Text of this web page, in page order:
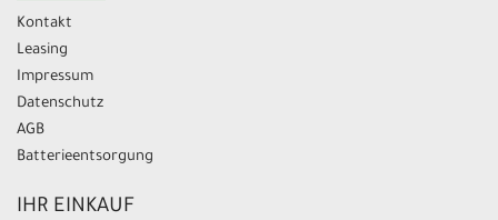
Kontakt
Leasing
Impressum
Datenschutz
AGB
Batterieentsorgung
IHR EINKAUF